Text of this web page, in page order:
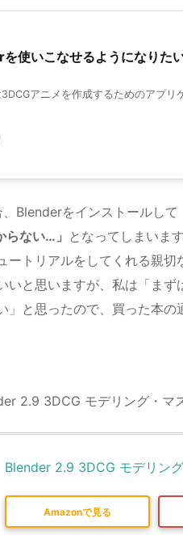
使いこなせるようになりた
アニメを作成するためのアプ
Blenderをインストールし
らない…」
となってしまいま
ートリアルをしてくれる親
いと思いますが、私は「ま
」と思ったので、買った本
2.9 3DCG モデリング・マ
Blender 2.9 3DCG モデリン
Amazonで見る